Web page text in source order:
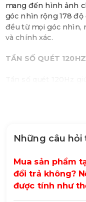
mang đến hình ảnh
góc nhìn rộng 178 độ
đều từ mọi góc nhìn,
và chính xác.
TẦN SỐ QUÉT
ích khi chơi game
THỜI GIAN ĐÁP
thiểu hiện tượng
nhanh trở nên rõ nét
Những câu
Mua sản phẩm
đổi trả không?
được tính như